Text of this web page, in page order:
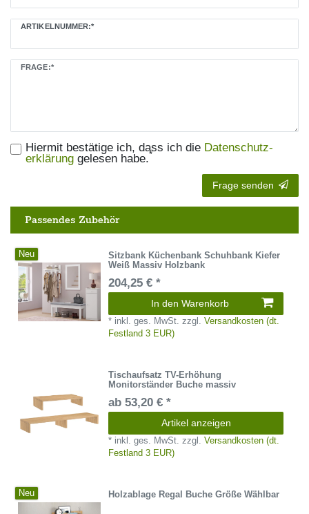
ARTIKELNUMMER:*
FRAGE:*
Hiermit bestätige ich, dass ich die Daten­schutz­
erklärunggelesen habe.*
Frage senden
Passendes Zubehör
Neu
Sitzbank Küchenbank Schuhbank Kiefer
Weiß Massiv Holzbank
204,25 € *
In den Warenkorb
* inkl. ges. MwSt. zzgl.Versandkosten (dt.
Festland 3 EUR)
Tischaufsatz TV-Erhöhung
Monitorständer Buche massiv
ab 53,20 € *
Artikel anzeigen
* inkl. ges. MwSt. zzgl.Versandkosten (dt.
Festland 3 EUR)
Neu Holzablage Regal Buche Größe Wählbar